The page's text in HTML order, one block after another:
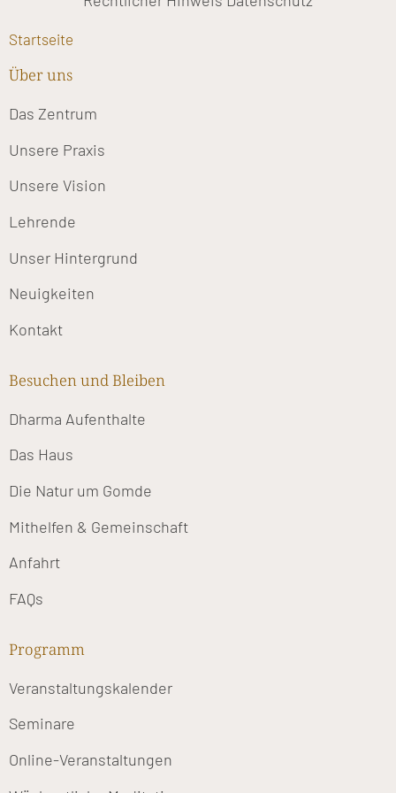
Startseite
Über uns
Das Zentrum
Unsere Praxis
Unsere Vision
Lehrende
Unser Hintergrund
Neuigkeiten
Kontakt
Besuchen und Bleiben
Dharma Aufenthalte
Das Haus
Die Natur um Gomde
Mithelfen & Gemeinschaft
Anfahrt
FAQs
Programm
Veranstaltungskalender
Seminare
Online-Veranstaltungen